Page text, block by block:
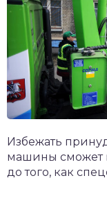
Избежать
машины сможет
до того, как